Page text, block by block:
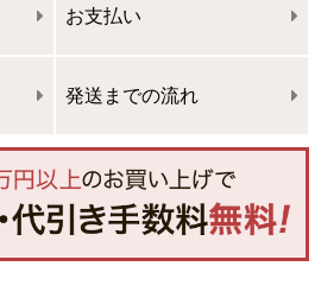
お支払い
発送までの流れ